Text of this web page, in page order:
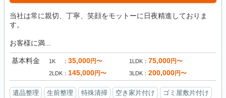
当社は常に親切、丁寧、笑顔をモットーに日夜精進しておりま
す。
お客様に満...
基本料金 1K 35,000円〜 1LDK 75,000円〜
2LDK 145,000円〜 3LDK 200,000円〜
遺品整理 生前整理 特殊清掃 空き家片付け
ゴミ屋敷片付け